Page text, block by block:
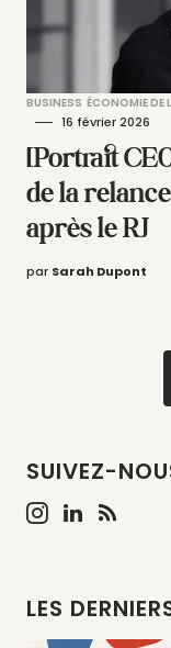
BUSINESS ÉCONOMIE DE
16 février 2026
[Portrait
de la
après le RJ
par Sarah Dupont
SUIVEZ-
LES